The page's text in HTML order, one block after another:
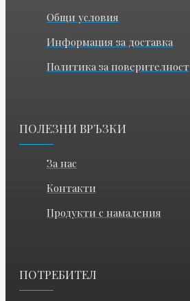
Общи условия
Информация за доставка
Политика за поверителност
ПОЛЕЗНИ ВРЪЗКИ
За нас
Контакти
Продукти с намаления
ПОТРЕБИТЕЛ